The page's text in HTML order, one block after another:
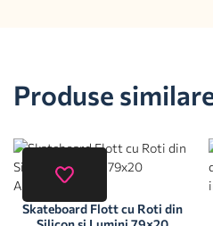
Produse
Skateboard Flott cu Roti din